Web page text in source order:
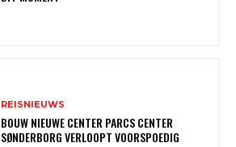
REISNIEUWS
BOUW NIEUWE CENTER PARCS CENTER
SØNDERBORG VERLOOPT VOORSPOEDIG